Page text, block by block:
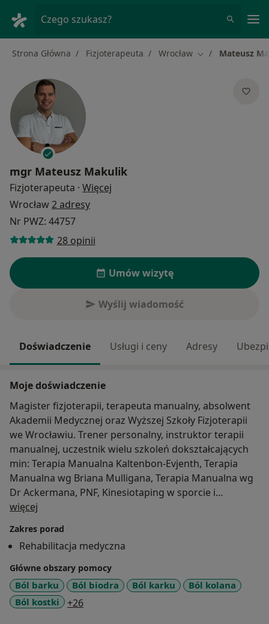
Czego szukasz?
Strona Główna Fizjoterapeuta Wrocław Zmień miasto
Mateusz
mgr Mateusz Makulik
Fizjoterapeuta · Więcej
Wrocław2 adresy
Nr PWZ: 44757
28 opinii
Umów wizytę
Wyślij wiadomość
Doświadczenie Usługi i ceny Adresy
Moje doświadczenie
Magister fizjoterapii, terapeuta manualny, absolwent
Akademii Medycznej oraz Wyższej Szkoły Fizjoterapii
we Wrocławiu. Trener personalny, instruktor terapii
manualnej, uczestnik wielu szkoleń dokształcających
min: Terapia Manualna Kaltenbon-Evjenth, Terapia
Manualna wg Briana Mulligana, Terapia Manualna wg
Dr Ackermana, PNF, Kinesiotaping w sporcie i
rehabilitacji oraz wiele innych.
Od 12 lat pracuję czynnie w zawodzie, staram się
holistycznie podejść do każdego pacjenta, dopasować
odpowiedni system leczenia do jego indywidualnych
potrzeb. Podczas każdej wizyty poświęcam pacjentom
pełną uwagę, a praca manualna zawsze jest
uzupełniona niezbędnymi ćwiczeniami oraz edukacją
więcej
Zakres porad
Rehabilitacja medyczna
Główne obszary pomocy
Ból barku Ból biodra Ból karku
Ból kolana
Ból kostki
+26a11y_sr_more_diseases